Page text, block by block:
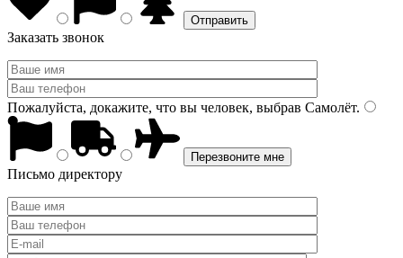
Заказать звонок
Пожалуйста, докажите, что вы человек, выбрав Самолёт.
Письмо директору